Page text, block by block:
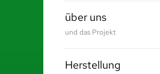
über uns
und das Projekt
Herstellung